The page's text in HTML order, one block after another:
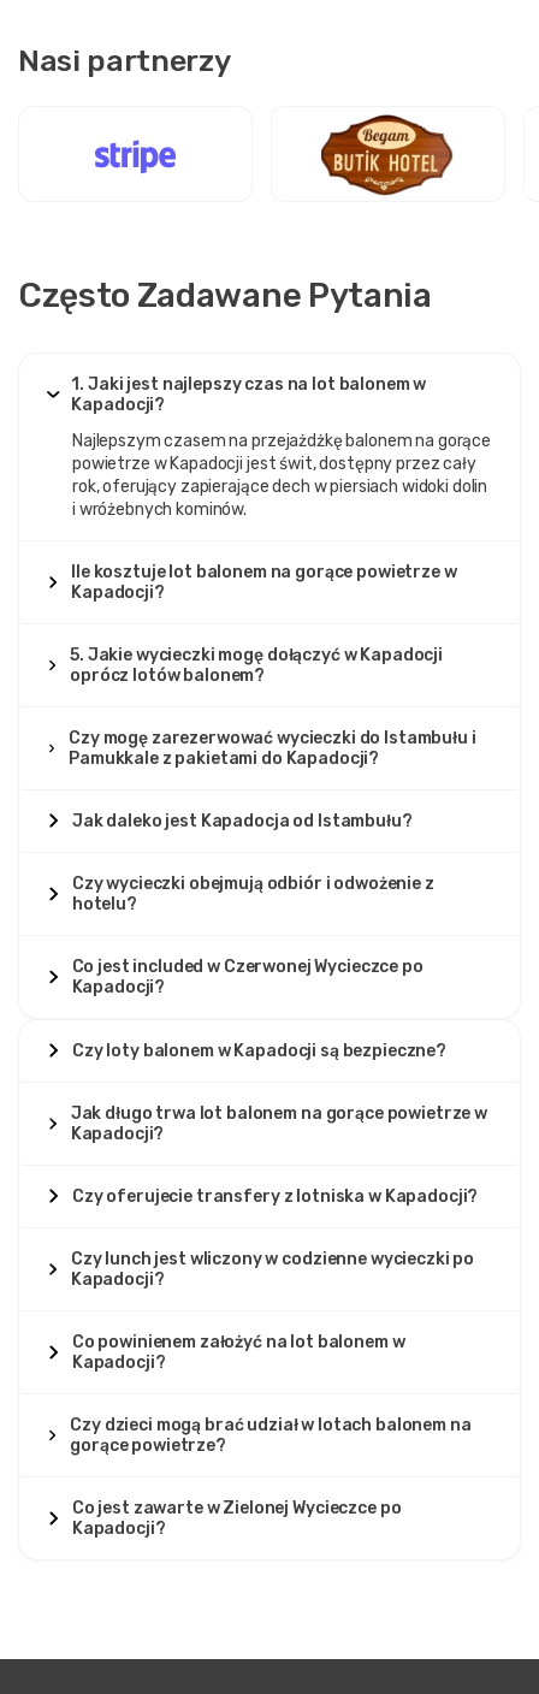
Nasi partnerzy
Często Zadawane Pytania
1. Jaki jest najlepszy czas na lot balonem w
Kapadocji?
Najlepszym czasem na przejażdżkę balonem na gorące
powietrze w Kapadocji jest świt, dostępny przez cały
rok, oferujący zapierające dech w piersiach widoki dolin
i wróżebnych kominów.
Ile kosztuje lot balonem na gorące powietrze w
Kapadocji?
5. Jakie wycieczki mogę dołączyć w Kapadocji
oprócz lotów balonem?
Czy mogę zarezerwować wycieczki do Istambułu i
Pamukkale z pakietami do Kapadocji?
Jak daleko jest Kapadocja od Istambułu?
Czy wycieczki obejmują odbiór i odwożenie z
hotelu?
Co jest included w Czerwonej Wycieczce po
Kapadocji?
Czy loty balonem w Kapadocji są bezpieczne?
Jak długo trwa lot balonem na gorące powietrze w
Kapadocji?
Czy oferujecie transfery z lotniska w Kapadocji?
Czy lunch jest wliczony w codzienne wycieczki po
Kapadocji?
Co powinienem założyć na lot balonem w
Kapadocji?
Czy dzieci mogą brać udział w lotach balonem na
gorące powietrze?
Co jest zawarte w Zielonej Wycieczce po
Kapadocji?